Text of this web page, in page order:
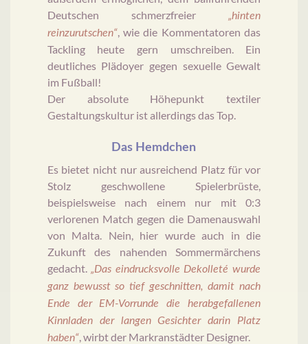
Deutschen schmerzfreier„hinten
reinzurutschen“, wie die Kommentatoren das
Tackling heute gern umschreiben. Ein
deutliches Plädoyer gegen sexuelle Gewalt
im Fußball!
Der absolute Höhepunkt textiler
Gestaltungskultur ist allerdings das Top.
Das Hemdchen
Es bietet nicht nur ausreichend Platz für vor
Stolz geschwollene Spielerbrüste,
beispielsweise nach einem nur mit 0:3
verlorenen Match gegen die Damenauswahl
von Malta. Nein, hier wurde auch in die
Zukunft des nahenden Sommermärchens
gedacht. „Das eindrucksvolle Dekolleté wurde
ganz bewusst so tief geschnitten, damit nach
Ende der EM-Vorrunde die herabgefallenen
Kinnladen der langen Gesichter darin Platz
haben“, wirbt der Markranstädter Designer.